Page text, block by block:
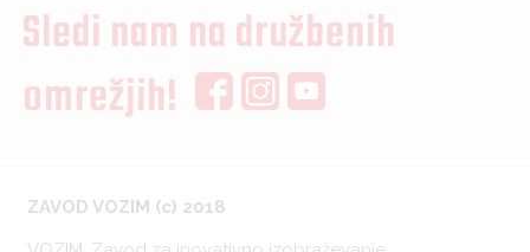
Sledi nam na družbenih
omrežjih!
ZAVOD VOZIM (c) 2018